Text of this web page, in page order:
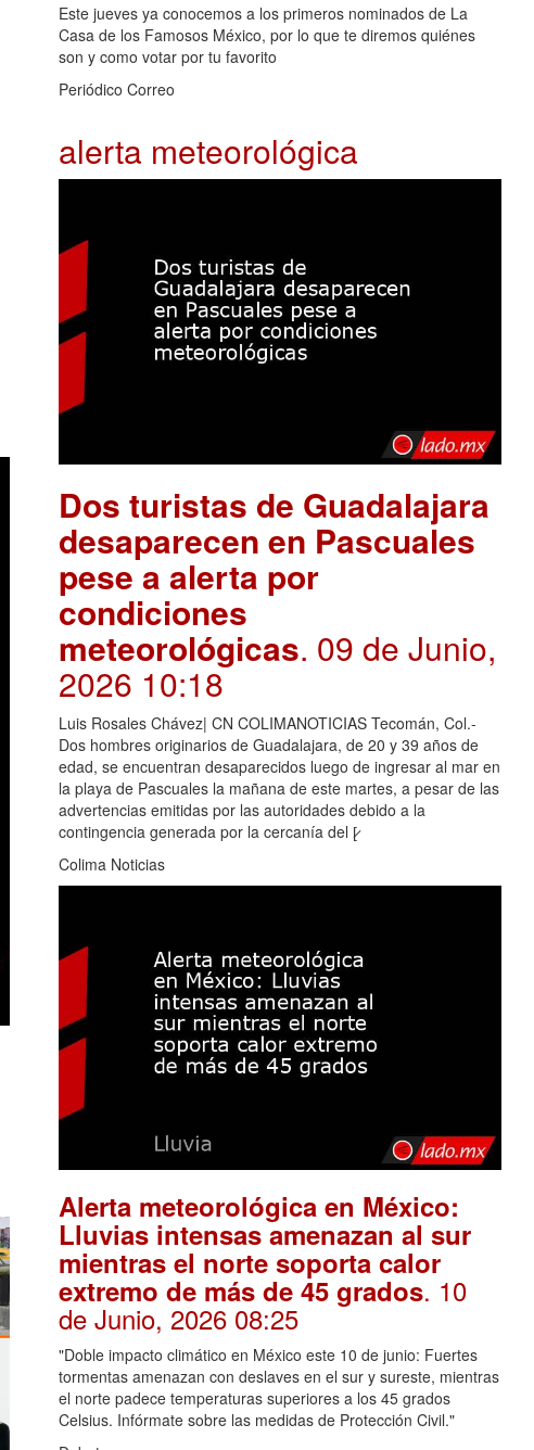
Este jueves ya conocemos a los primeros nominados de La
Casa de los Famosos México, por lo que te diremos quiénes
son y como votar por tu favorito
Periódico Correo
alerta meteorológica
Dos turistas de Guadalajara
desaparecen en Pascuales
pese a alerta por
condiciones
meteorológicas. 09 de Junio,
2026 10:18
Luis Rosales Chávez| CN COLIMANOTICIAS Tecomán, Col.-
Dos hombres originarios de Guadalajara, de 20 y 39 años de
edad, se encuentran desaparecidos luego de ingresar al mar en
la playa de Pascuales la mañana de este martes, a pesar de las
advertencias emitidas por las autoridades debido a la
contingencia generada por la cercanía del [̷
Colima Noticias
Alerta meteorológica en México:
Lluvias intensas amenazan al sur
mientras el norte soporta calor
extremo de más de 45 grados. 10
de Junio, 2026 08:25
"Doble impacto climático en México este 10 de junio: Fuertes
tormentas amenazan con deslaves en el sur y sureste, mientras
el norte padece temperaturas superiores a los 45 grados
Celsius. Infórmate sobre las medidas de Protección Civil."